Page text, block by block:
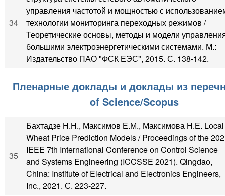
34
управления частотой и мощностью с
технологии мониторинга переходных режимов /
Теоретические основы, методы и модели
большими электроэнергетическими системами. М.:
Издательство ПАО "ФСК ЕЭС", 2015. С. 138-142.
Пленарные доклады и доклады из
of Science/Scopus
35
Бахтадзе Н.Н., Максимов Е.М., Максимова Н.Е. Local
Wheat Price Prediction Models / Proceedings of the
IEEE 7th International Conference on Control Science
and Systems Engineering (ICCSSE 2021). Qingdao,
China: Institute of Electrical and Electronics Engineers,
Inc., 2021. С. 223-227.